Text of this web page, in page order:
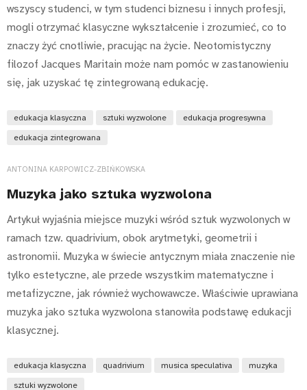
wszyscy studenci, w tym studenci biznesu i innych profesji,
mogli otrzymać klasyczne wykształcenie i zrozumieć, co to
znaczy żyć cnotliwie, pracując na życie. Neotomistyczny
filozof Jacques Maritain może nam pomóc w zastanowieniu
się, jak uzyskać tę zintegrowaną edukację.
edukacja klasyczna sztuki wyzwolone edukacja progresywna
edukacja zintegrowana
ANTONINA KARPOWICZ-ZBIŃKOWSKA
Muzyka jako sztuka wyzwolona
Artykuł wyjaśnia miejsce muzyki wśród sztuk wyzwolonych w
ramach tzw. quadrivium, obok arytmetyki, geometrii i
astronomii. Muzyka w świecie antycznym miała znaczenie nie
tylko estetyczne, ale przede wszystkim matematyczne i
metafizyczne, jak również wychowawcze. Właściwie uprawiana
muzyka jako sztuka wyzwolona stanowiła podstawę edukacji
klasycznej.
edukacja klasyczna quadrivium musica speculativa muzyka
sztuki wyzwolone